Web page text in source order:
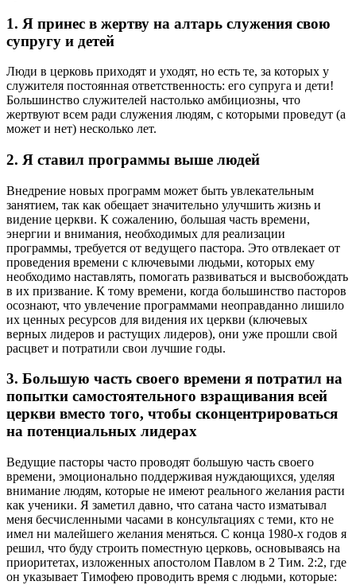
1. Я принес в жертву на алтарь служения свою
супругу и детей
Люди в церковь приходят и уходят, но есть те, за которых у
служителя постоянная ответственность: его супруга и дети!
Большинство служителей настолько амбициозны, что
жертвуют всем ради служения людям, с которыми проведут (а
может и нет) несколько лет.
2. Я ставил программы выше людей
Внедрение новых программ может быть увлекательным
занятием, так как обещает значительно улучшить жизнь и
видение церкви. К сожалению, большая часть времени,
энергии и внимания, необходимых для реализации
программы, требуется от ведущего пастора. Это отвлекает от
проведения времени с ключевыми людьми, которых ему
необходимо наставлять, помогать развиваться и высвобождать
в их призвание. К тому времени, когда большинство пасторов
осознают, что увлечение программами неоправданно лишило
их ценных ресурсов для видения их церкви (ключевых
верных лидеров и растущих лидеров), они уже прошли свой
расцвет и потратили свои лучшие годы.
3. Большую часть своего времени я потратил на
попытки самостоятельного взращивания всей
церкви вместо того, чтобы сконцентрироваться
на потенциальных лидерах
Ведущие пасторы часто проводят большую часть своего
времени, эмоционально поддерживая нуждающихся, уделяя
внимание людям, которые не имеют реального желания расти
как ученики. Я заметил давно, что сатана часто изматывал
меня бесчисленными часами в консультациях с теми, кто не
имел ни малейшего желания меняться. С конца 1980-х годов я
решил, что буду строить поместную церковь, основываясь на
приоритетах, изложенных апостолом Павлом в 2 Тим. 2:2, где
он указывает Тимофею проводить время с людьми, которые: